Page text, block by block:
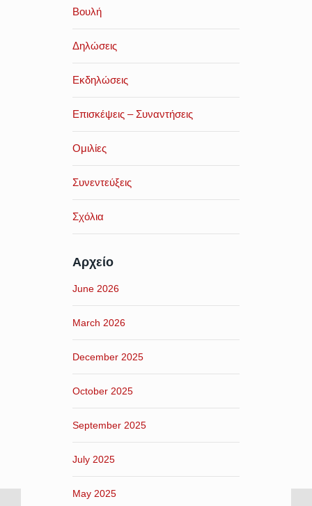
Βουλή
Δηλώσεις
Εκδηλώσεις
Επισκέψεις – Συναντήσεις
Ομιλίες
Συνεντεύξεις
Σχόλια
Αρχείο
June 2026
March 2026
December 2025
October 2025
September 2025
July 2025
May 2025